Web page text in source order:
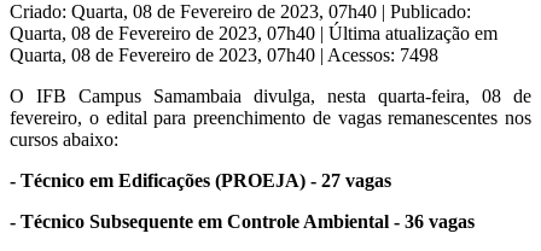
Criado: Quarta, 08 de Fevereiro de 2023, 07h40 | Publicado:
Quarta, 08 de Fevereiro de 2023, 07h40 | Última atualização em
Quarta, 08 de Fevereiro de 2023, 07h40 | Acessos: 7498
O IFB Campus Samambaia divulga, nesta quarta-feira, 08 de
fevereiro, o edital para preenchimento de vagas remanescentes nos
cursos abaixo:
- Técnico em Edificações (PROEJA) - 27 vagas
- Técnico Subsequente em Controle Ambiental - 36 vagas